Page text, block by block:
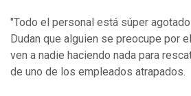
"Todo el personal está súper
Dudan que alguien se preocupe por
ven a nadie haciendo nada para
de uno de los empleados atrapados.